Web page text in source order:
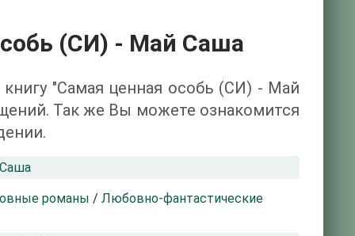
(СИ) - Май Саша
"Самая ценная особь (СИ) - Май
Так же Вы можете ознакомится
романы / Любовно-фантастические